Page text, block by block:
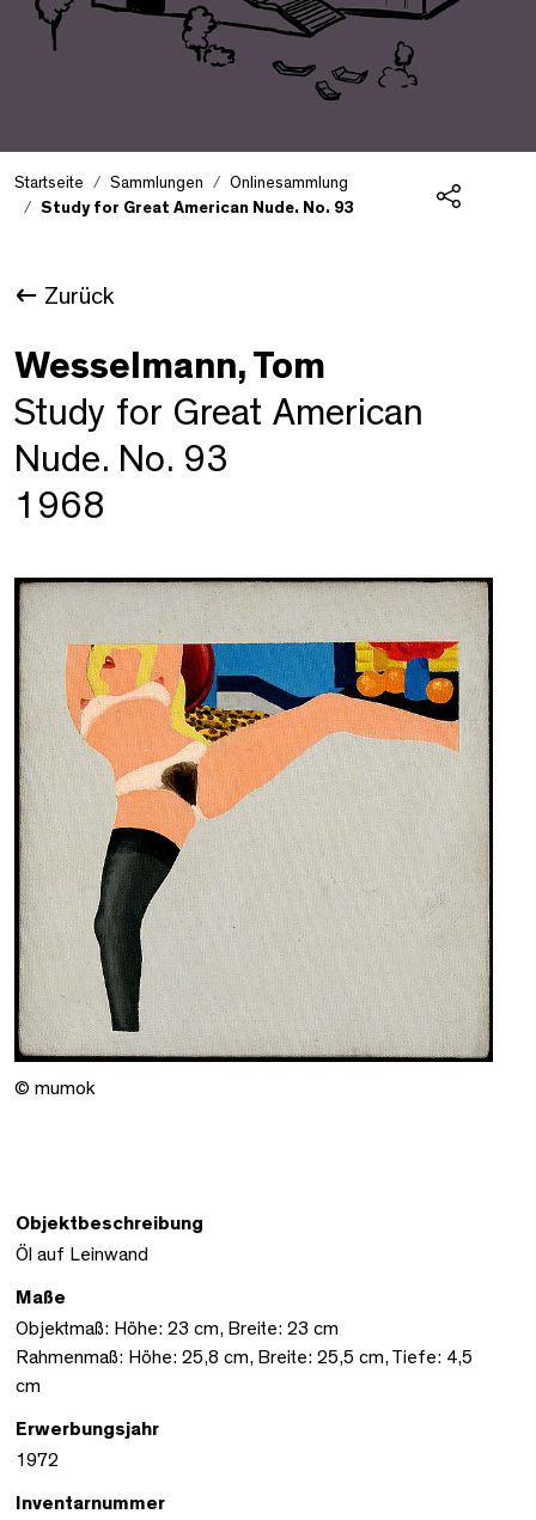
Startseite Sammlungen
Onlinesammlung
Study for Great American Nude. No. 93
Zurück
Wesselmann, Tom
Study for Great American
Nude. No. 93
1968
© mumok
Objektbeschreibung
Öl auf Leinwand
Maße
Objektmaß: Höhe: 23 cm, Breite: 23 cm
Rahmenmaß: Höhe: 25,8 cm, Breite: 25,5 cm, Tiefe: 4,5
cm
Erwerbungsjahr
1972
Inventarnummer